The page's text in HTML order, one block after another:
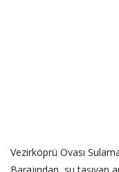
Vezirköprü Ovası